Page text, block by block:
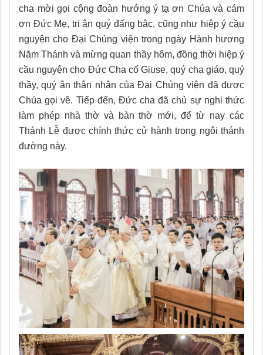
cha mời gọi cộng đoàn hướng ý tạ ơn Chúa và cám
ơn Đức Mẹ, tri ân quý đấng bậc, cũng như hiệp ý cầu
nguyện cho Đại Chủng viện trong ngày Hành hương
Năm Thánh và mừng quan thầy hôm, đồng thời hiệp ý
cầu nguyện cho Đức Cha cố Giuse, quý cha giáo, quý
thầy, quý ân thân nhân của Đại Chủng viện đã được
Chúa gọi về. Tiếp đến, Đức cha đã chủ sự nghi thức
làm phép nhà thờ và bàn thờ mới, để từ nay các
Thánh Lễ được chính thức cử hành trong ngôi thánh
đường này.